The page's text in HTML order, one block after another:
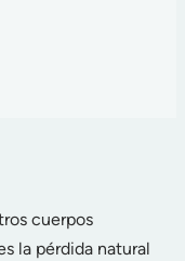
cuerpos
la pérdida natural